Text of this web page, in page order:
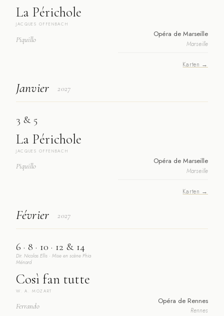
La Périchole
JACQUES OFFENBACH
Piquillo
Opéra de Marseille
Marseille
Karten →
Janvier 2027
3 & 5
La Périchole
JACQUES OFFENBACH
Piquillo
Opéra de Marseille
Marseille
Karten →
Février 2027
6 · 8 · 10 · 12 & 14
Dir. Nicolas Ellis · Mise en scène Phia
Ménard
Così fan tutte
W. A. MOZART
Ferrando
Opéra de Rennes
Rennes